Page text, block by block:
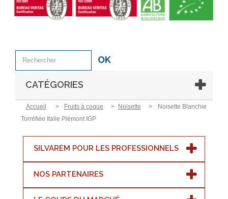
OK
CATÉGORIES
Accueil > Fruits à coque > Noisette >
Noisette Blanchie
Torréfiée Italie Piémont IGP
SILVAREM POUR LES PROFESSIONNELS
NOS PARTENAIRES